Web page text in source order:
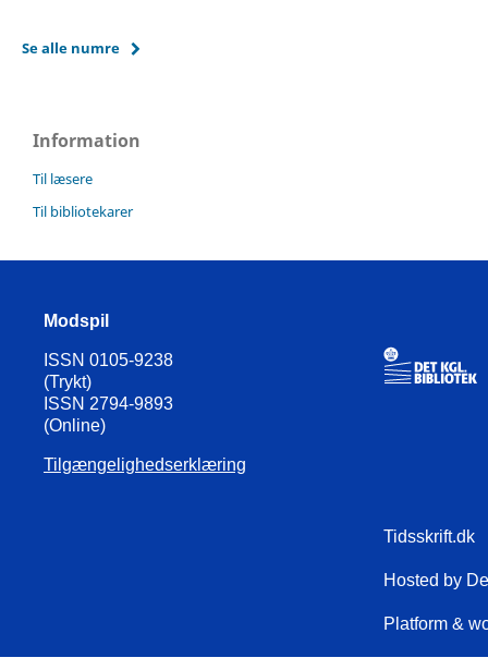
Se alle numre
Information
Til læsere
Til bibliotekarer
Modspil
ISSN 0105-9238
(Trykt)
ISSN 2794-9893
(Online)
Tilgængelighedserklæring